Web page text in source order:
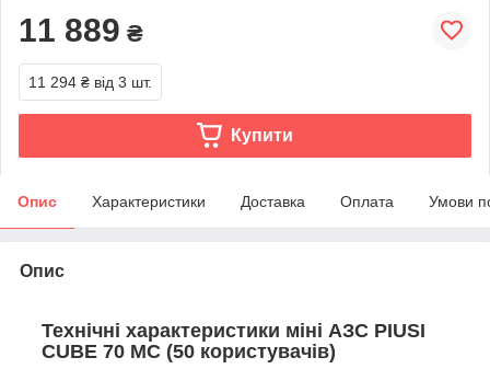
11 889 ₴
11 294 ₴ від 3 шт.
Купити
Опис Характеристики Доставка Оплата Умови
Опис
Технічні характеристики міні АЗС PIUSI
CUBE 70 MC (50 користувачів)